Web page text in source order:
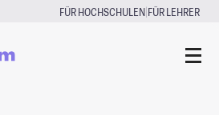
FÜR HOCHSCHULEN|FÜR LEHRER